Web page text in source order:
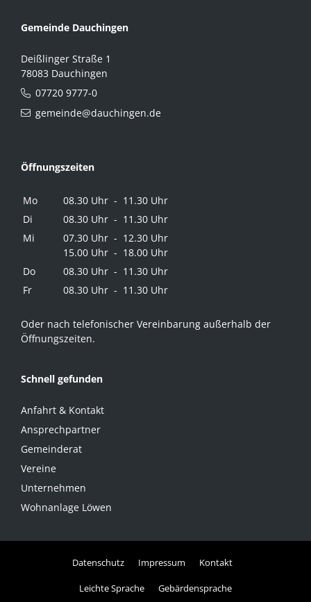
Gemeinde Dauchingen
Deißlinger Straße 1
78083 Dauchingen
07720 9777-0
gemeinde@dauchingen.de
Öffnungszeiten
Mo
08.30 Uhr - 11.30 Uhr
Di
08.30 Uhr - 11.30 Uhr
Mi
07.30 Uhr - 12.30 Uhr
15.00 Uhr - 18.00 Uhr
Do
08.30 Uhr - 11.30 Uhr
Fr
08.30 Uhr - 11.30 Uhr
Oder nach telefonischer Vereinbarung außerhalb der
Öffnungszeiten.
Schnell gefunden
Anfahrt & Kontakt
Ansprechpartner
Gemeinderat
Vereine
Unternehmen
Wohnanlage Löwen
Datenschutz Impressum Kontakt
Leichte Sprache Gebärdensprache